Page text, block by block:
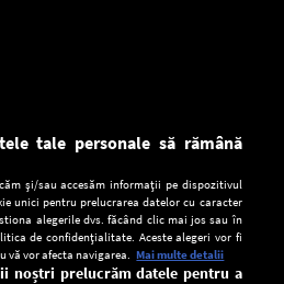
Europa FM pentru smartphone:
tale personale să rămână
și/sau accesăm informații pe dispozitivul
unici pentru prelucrarea datelor cu caracter
alegerile dvs. făcând clic mai jos sau în
de confidențialitate. Aceste alegeri vor fi
vă vor afecta navigarea. Mai multe detalii
noștri prelucrăm datele pentru a